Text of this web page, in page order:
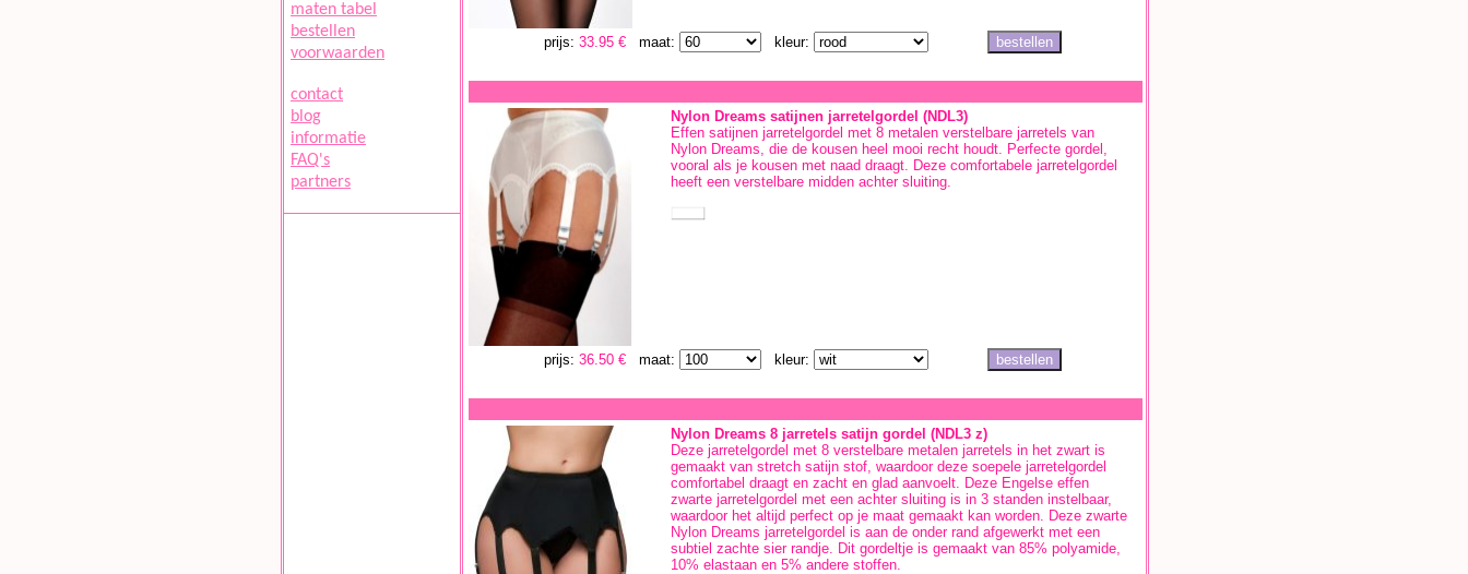
maten tabel
bestellen
voorwaarden
contact
blog
informatie
FAQ's
partners
prijs:33.95 € maat: kleur:
Nylon Dreams satijnen jarretelgordel (NDL3)
Effen satijnen jarretelgordel met 8 metalen verstelbare jarretels van
Nylon Dreams, die de kousen heel mooi recht houdt. Perfecte gordel,
vooral als je kousen met naad draagt. Deze comfortabele jarretelgordel
heeft een verstelbare midden achter sluiting.
prijs:36.50 € maat: kleur:
Nylon Dreams 8 jarretels satijn gordel (NDL3 z)
Deze jarretelgordel met 8 verstelbare metalen jarretels in het zwart is
gemaakt van stretch satijn stof, waardoor deze soepele jarretelgordel
comfortabel draagt en zacht en glad aanvoelt. Deze Engelse effen
zwarte jarretelgordel met een achter sluiting is in 3 standen instelbaar,
waardoor het altijd perfect op je maat gemaakt kan worden. Deze zwarte
Nylon Dreams jarretelgordel is aan de onder rand afgewerkt met een
subtiel zachte sier randje. Dit gordeltje is gemaakt van 85% polyamide,
10% elastaan en 5% andere stoffen.